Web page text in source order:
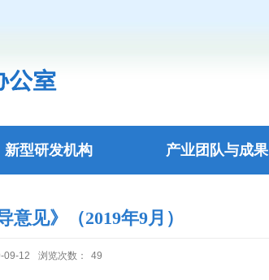
新型研发机构 产业团队与成果
意见》（2019年9月）
09-12 浏览次数： 49